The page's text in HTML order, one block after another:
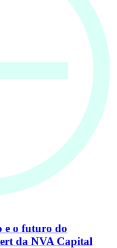
e o futuro do
da NVA Capital